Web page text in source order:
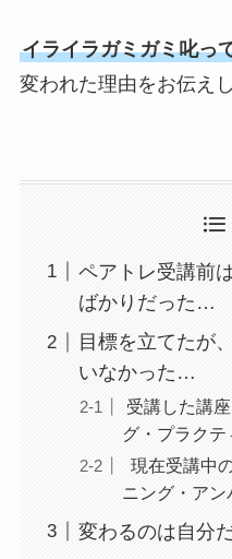
イライラガミガミ叱っ
変われた理由をお伝え
ペアトレ受講前
ばかりだった…
目標を立てたが
いなかった…
受講した講
グ・プラクテ
現在受講中
ニング・アン
変わるのは自分